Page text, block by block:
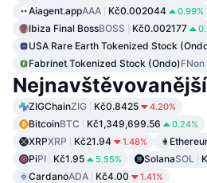
Aiagent.appAAA Kč0.002044 0.99%
Ibiza Final BossBOSS Kč0.002177
USA Rare Earth Tokenized Stock
Fabrinet Tokenized Stock (Ondo)FNon
ZIGChainZIG Kč0.8425 4.20%
BitcoinBTC Kč1,349,699.56 0.24%
XRPXRP Kč21.94 1.48%
PiPI Kč1.95 5.55% SolanaSOL
CardanoADA Kč4.00 1.41%